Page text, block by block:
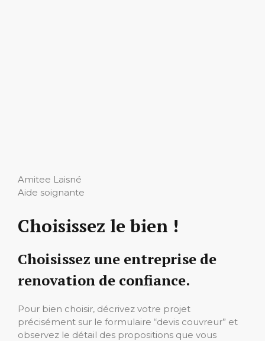
Amitee Laisné
Aide soignante
Choisissez le bien !
Choisissez une entreprise de
renovation de confiance.
Pour bien choisir, décrivez votre projet
précisément sur le formulaire “devis couvreur” et
observez le détail des propositions que vous